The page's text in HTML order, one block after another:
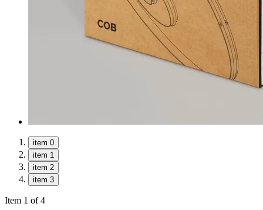
item 0
item 1
item 2
item 3
Item 1 of 4